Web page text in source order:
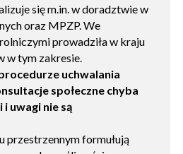
się m.in. w doradztwie w
oraz MPZP. We
prowadziła w kraju
w tym zakresie.
uchwalania
społeczne chyba
i uwagi nie są
przestrzennym formułują